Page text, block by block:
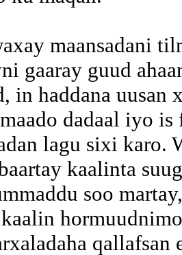
maansadani
gaaray guud
in haddana uusan
dadaal iyo
lagu sixi karo.
kaalinta
soo
qallafsan